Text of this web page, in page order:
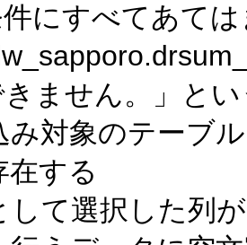
にすべてあて
ません。」と
み対象のテーブ
在する
して選択した列